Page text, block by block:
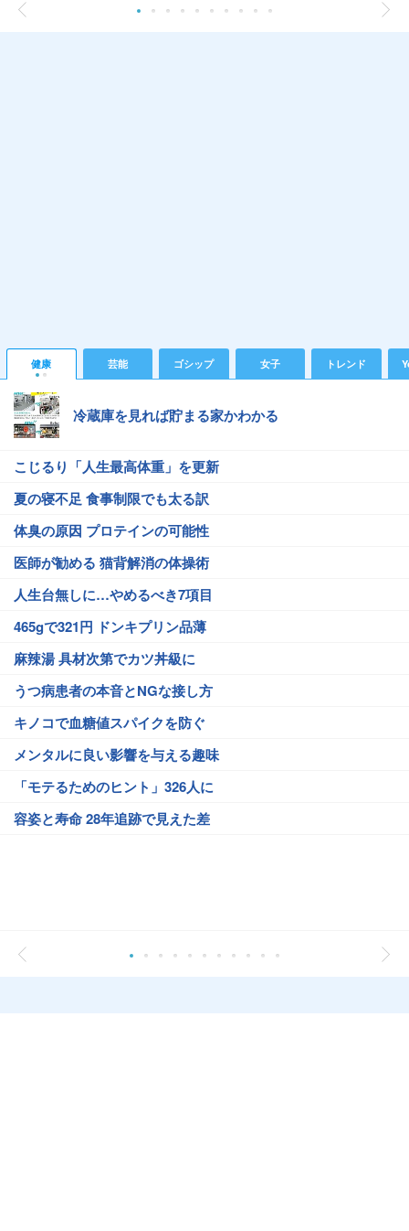
健康 芸能 ゴシップ 女子 トレンド
冷蔵庫を見れば貯まる家かわかる
こじるり「人生最高体重」を更新
夏の寝不足 食事制限でも太る訳
体臭の原因 プロテインの可能性
医師が勧める 猫背解消の体操術
人生台無しに…やめるべき7項目
465gで321円 ドンキプリン品薄
麻辣湯 具材次第でカツ丼級に
うつ病患者の本音とNGな接し方
キノコで血糖値スパイクを防ぐ
メンタルに良い影響を与える趣味
「モテるためのヒント」326人に
容姿と寿命 28年追跡で見えた差